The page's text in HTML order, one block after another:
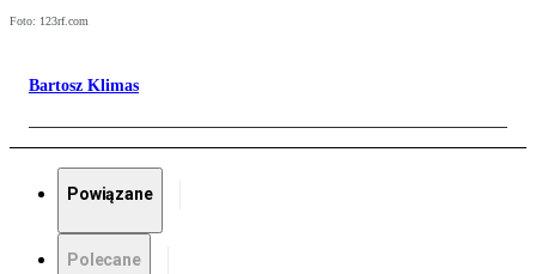
Foto: 123rf.com
Bartosz Klimas
Powiązane
Polecane